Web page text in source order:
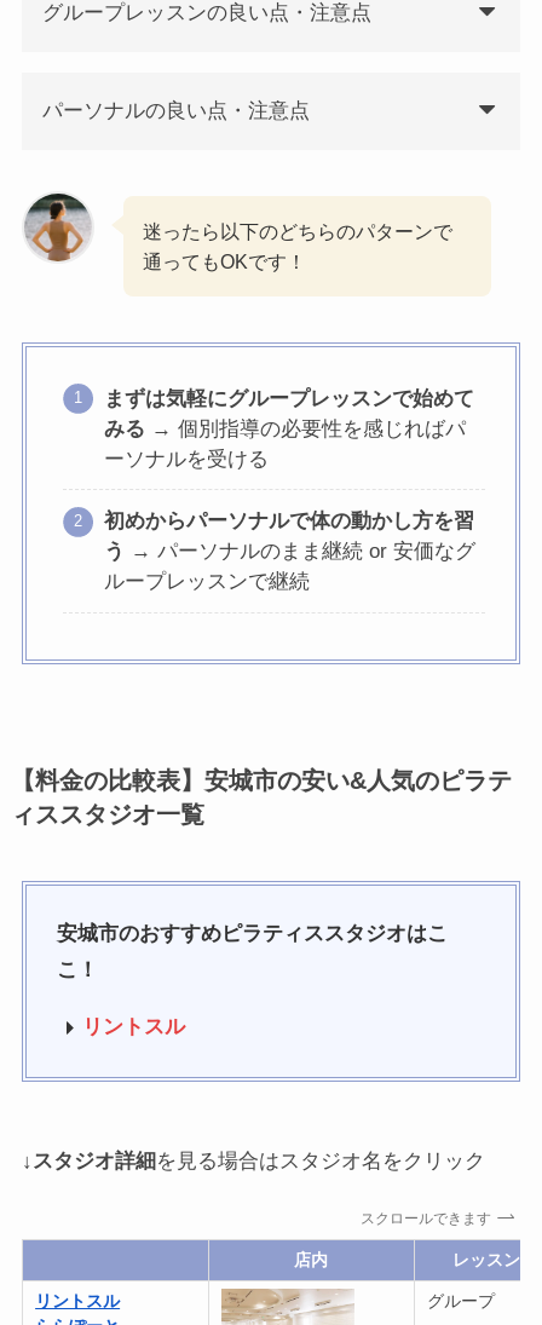
グループレッスンの良い点・注意点
パーソナルの良い点・注意点
迷ったら以下のどちらのパターンで
通ってもOKです！
まずは気軽にグループレッスンで始めて
みる → 個別指導の必要性を感じればパ
ーソナルを受ける
初めからパーソナルで体の動かし方を習
う → パーソナルのまま継続 or 安価なグ
ループレッスンで継続
【料金の比較表】安城市の安い&人気のピラテ
ィススタジオ一覧
安城市のおすすめピラティススタジオはこ
こ！
リントスル
↓スタジオ詳細を見る場合はスタジオ名をクリック
スクロールできます
店内 レッスン
リントスル
グループ